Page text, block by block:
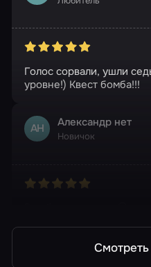
Голос сорвали, ушли
уровне!) Квест бомба!!!
АН Александр нет
Новичок